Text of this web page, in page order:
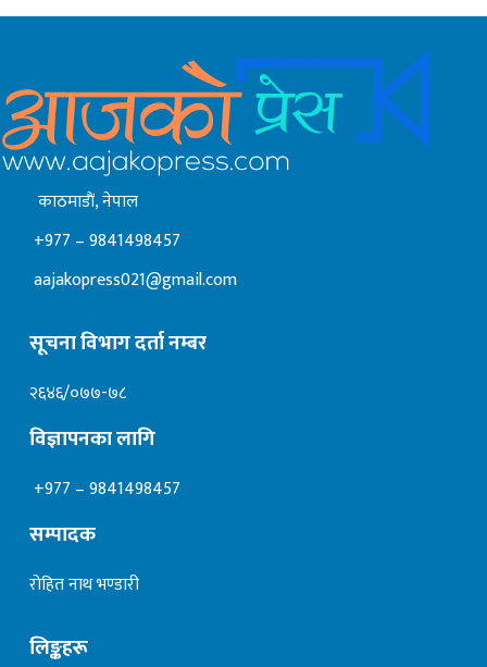
काठमाडाैं, नेपाल
+977 – 9841498457
aajakopress021@gmail.com
सूचना विभाग दर्ता नम्बर
२६४६/०७७-७८
विज्ञापनका लागि
+977 – 9841498457
सम्पादक
रोहित नाथ भण्डारी
लिङ्कहरू